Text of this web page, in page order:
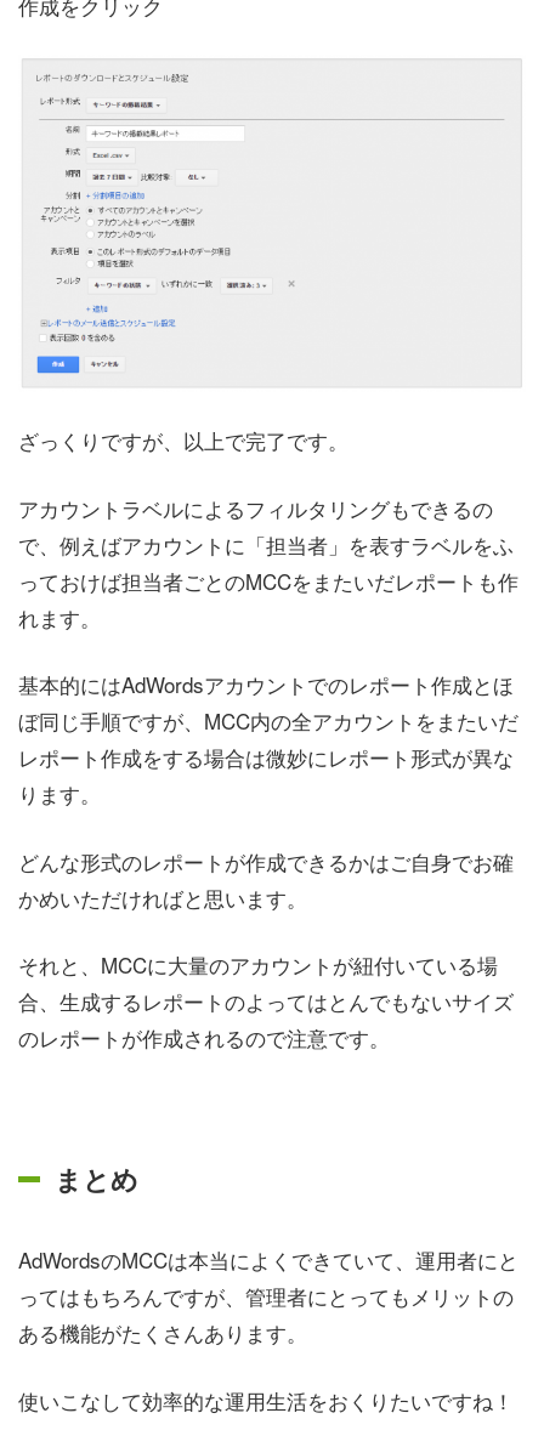
ざっくりですが、以上で完了です。
アカウントラベルによるフィルタリングもできるの
で、例えばアカウントに「担当者」を表すラベルをふ
っておけば担当者ごとのMCCをまたいだレポートも作
れます。
基本的にはAdWordsアカウントでのレポート作成とほ
ぼ同じ手順ですが、MCC内の全アカウントをまたいだ
レポート作成をする場合は微妙にレポート形式が異な
ります。
どんな形式のレポートが作成できるかはご自身でお確
かめいただければと思います。
それと、MCCに大量のアカウントが紐付いている場
合、生成するレポートのよってはとんでもないサイズ
のレポートが作成されるので注意です。
まとめ
AdWordsのMCCは本当によくできていて、運用者にと
ってはもちろんですが、管理者にとってもメリットの
ある機能がたくさんあります。
使いこなして効率的な運用生活をおくりたいですね！